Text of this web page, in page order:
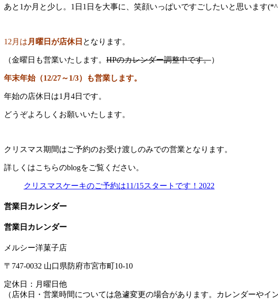
あと1か月と少し。1日1日を大事に、笑顔いっぱいですごしたいと思います
12月は 月曜日が店休日 となります。
（金曜日も営業いたします。 HPのカレンダー調整中です。）
年末年始（12/27～1/3）も営業します。
年始の店休日は1月4日です。
どうぞよろしくお願いいたします。
クリスマス期間はご予約のお受け渡しのみでの営業となります。
詳しくはこちらのblogをご覧ください。
クリスマスケーキのご予約は11/15スタートです！2022
営業日カレンダー
営業日カレンダー
メルシー洋菓子店
〒747-0032 山口県防府市宮市町10-10
定休日：月曜日他
（店休日・営業時間については急遽変更の場合があります。カレンダーやイ